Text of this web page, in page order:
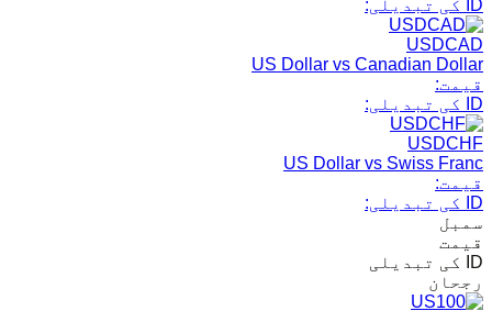
ID کی تبدیلی:
USDCAD
US Dollar vs Canadian Dollar
قیمت:
ID کی تبدیلی:
USDCHF
US Dollar vs Swiss Franc
قیمت:
ID کی تبدیلی:
سمبل
قیمت
ID کی تبدیلی
رجحان